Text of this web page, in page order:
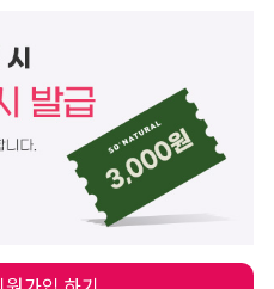
/ 점심시간 12:30~13:30)
CS CENTER